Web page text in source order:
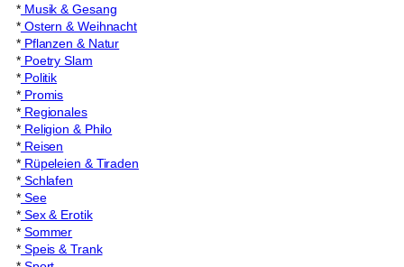
*Musik & Gesang
*Ostern & Weihnacht
*Pflanzen & Natur
*Poetry Slam
*Politik
*Promis
*Regionales
*Religion & Philo
*Reisen
*Rüpeleien & Tiraden
*Schlafen
*See
*Sex & Erotik
* Sommer
*Speis & Trank